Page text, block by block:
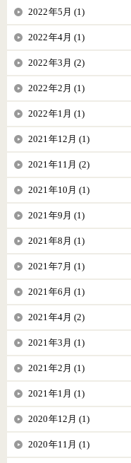
2022年5月 (1)
2022年4月 (1)
2022年3月 (2)
2022年2月 (1)
2022年1月 (1)
2021年12月 (1)
2021年11月 (2)
2021年10月 (1)
2021年9月 (1)
2021年8月 (1)
2021年7月 (1)
2021年6月 (1)
2021年4月 (2)
2021年3月 (1)
2021年2月 (1)
2021年1月 (1)
2020年12月 (1)
2020年11月 (1)